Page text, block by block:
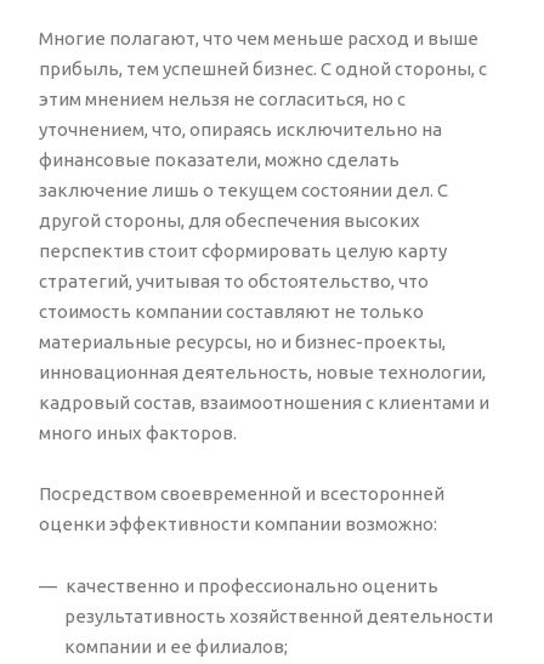
Многие полагают, что чем меньше расход и выше
прибыль, тем успешней бизнес. С одной стороны, с
этим мнением нельзя не согласиться, но с
уточнением, что, опираясь исключительно на
финансовые показатели, можно сделать
заключение лишь о текущем состоянии дел. С
другой стороны, для обеспечения высоких
перспектив стоит сформировать целую карту
стратегий, учитывая то обстоятельство, что
стоимость компании составляют не только
материальные ресурсы, но и бизнес-проекты,
инновационная деятельность, новые технологии,
кадровый состав, взаимоотношения с клиентами и
много иных факторов.
Посредством своевременной и всесторонней
оценки эффективности компании возможно:
качественно и профессионально оценить
результативность хозяйственной деятельности
компании и ее филиалов;